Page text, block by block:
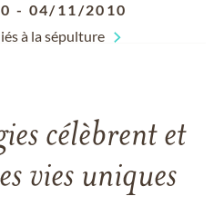
- 04/11/2010
à la sépulture
célèbrent et
vies uniques